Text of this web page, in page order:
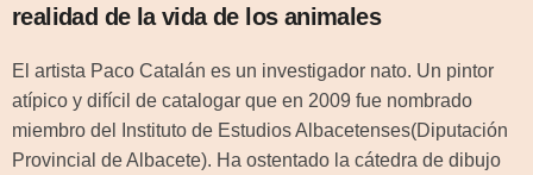
realidad de la vida de los animales
El artista Paco Catalán es un investigador nato. Un pintor
atípico y difícil de catalogar que en 2009 fue nombrado
miembro del Instituto de Estudios Albacetenses(Diputación
Provincial de Albacete). Ha ostentado la cátedra de dibujo